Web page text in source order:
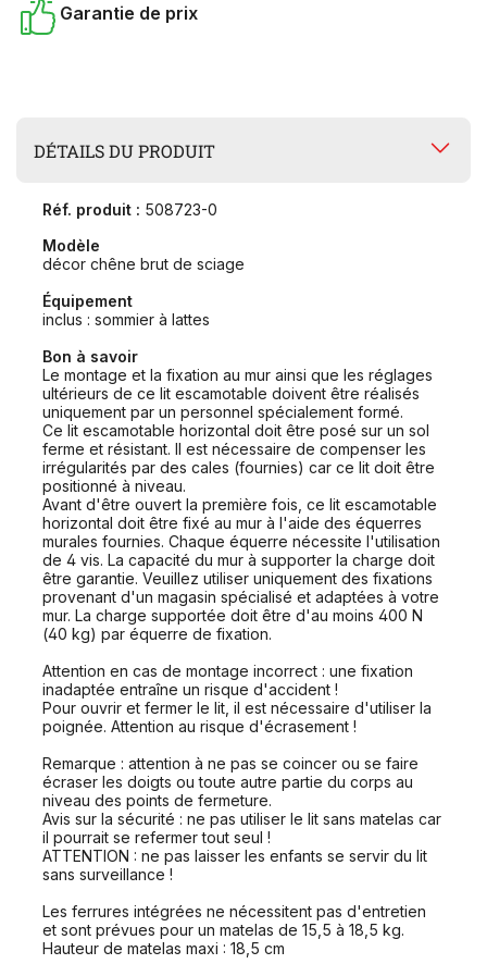
Garantie de prix
DÉTAILS DU PRODUIT
Réf. produit : 508723-0
Modèle
décor chêne brut de sciage
Équipement
inclus : sommier à lattes
Bon à savoir
Le montage et la fixation au mur ainsi que les réglages
ultérieurs de ce lit escamotable doivent être réalisés
uniquement par un personnel spécialement formé.
Ce lit escamotable horizontal doit être posé sur un sol
ferme et résistant. Il est nécessaire de compenser les
irrégularités par des cales (fournies) car ce lit doit être
positionné à niveau.
Avant d'être ouvert la première fois, ce lit escamotable
horizontal doit être fixé au mur à l'aide des équerres
murales fournies. Chaque équerre nécessite l'utilisation
de 4 vis. La capacité du mur à supporter la charge doit
être garantie. Veuillez utiliser uniquement des fixations
provenant d'un magasin spécialisé et adaptées à votre
mur. La charge supportée doit être d'au moins 400 N
(40 kg) par équerre de fixation.
Attention en cas de montage incorrect : une fixation
inadaptée entraîne un risque d'accident !
Pour ouvrir et fermer le lit, il est nécessaire d'utiliser la
poignée. Attention au risque d'écrasement !
Remarque : attention à ne pas se coincer ou se faire
écraser les doigts ou toute autre partie du corps au
niveau des points de fermeture.
Avis sur la sécurité : ne pas utiliser le lit sans matelas car
il pourrait se refermer tout seul !
ATTENTION : ne pas laisser les enfants se servir du lit
sans surveillance !
Les ferrures intégrées ne nécessitent pas d'entretien
et sont prévues pour un matelas de 15,5 à 18,5 kg.
Hauteur de matelas maxi : 18,5 cm